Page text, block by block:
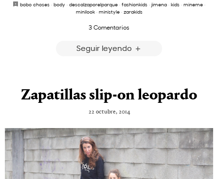
bobo choses · body · descalzaporelparque · fashionkids · jimena · kids · mineme ·
minilook· ministyle· zarakids
3 Comentarios
Seguir leyendo
Zapatillas slip-on leopardo
22 octubre, 2014